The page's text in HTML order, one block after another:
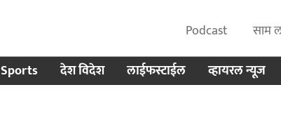
Podcast साम
Sports देश विदेश लाईफस्टाईल व्हायरल न्यूज